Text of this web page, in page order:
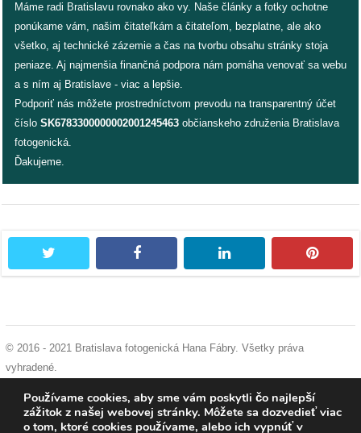
konania
pripomienkové
konania
dobrá
prax
práca
odkazy
videá
vychádzky
knihy
Máme radi Bratislavu rovnako ako vy. Naše články a fotky ochotne
ponúkame vám, našim čitateľkám a čitateľom, bezplatne, ale ako
všetko, aj technické zázemie a čas na tvorbu obsahu stránky stoja
peniaze. Aj najmenšia finančná podpora nám pomáha venovať sa webu
a s ním aj Bratislave - viac a lepšie.
Podporiť nás môžete prostredníctvom prevodu na transparentný účet
číslo SK6783300000002001245463 občianskeho združenia Bratislava
fotogenická.
Ďakujeme.
facebook linkedin
© 2016 - 2021 Bratislava fotogenická Hana Fábry. Všetky práva
vyhradené.
cookies
Používame cookies, aby sme vám poskytli čo najlepší
zážitok z našej webovej stránky. Môžete sa dozvedieť viac
o tom, ktoré cookies používame, alebo ich vypnúť v